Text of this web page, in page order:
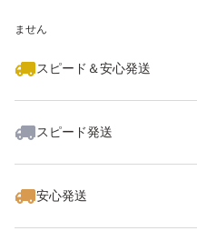
ません
スピード＆安心発送
スピード発送
安心発送